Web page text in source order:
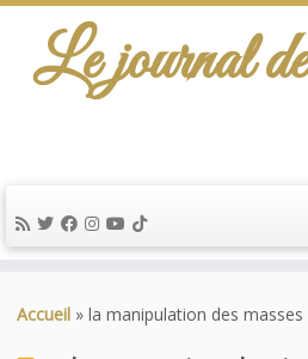
au
Le journal
Accueil » la manipulation des masses